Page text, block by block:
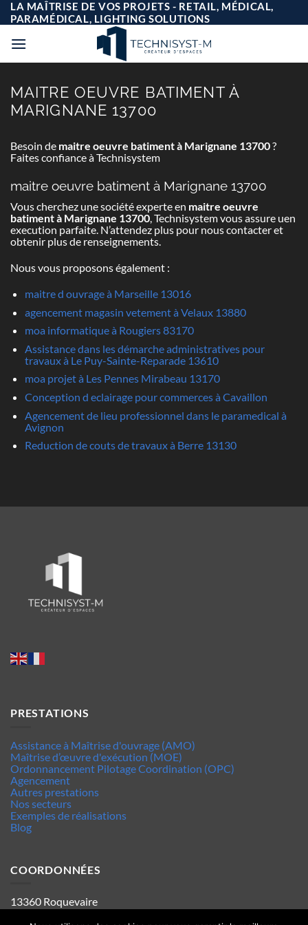
Passer
au
contenu
LA MAÎTRISE DE VOS PROJETS - RETAIL, MÉDICAL,
PARAMÉDICAL, LIGHTING SOLUTIONS
MAITRE OEUVRE BATIMENT À
MARIGNANE 13700
Besoin de maitre oeuvre batiment à Marignane 13700?
Faites confiance à Technisystem
maitre oeuvre batiment à Marignane 13700
Vous cherchez une société experte en maitre oeuvre
batiment à Marignane 13700, Technisystem vous assure uen
execution parfaite. N’attendez plus pour nous contacter et
obtenir plus de renseignements.
Nous vous proposons également :
maitre d ouvrage à Marseille 13016
agencement magasin vetement à Velaux 13880
moa informatique à Rougiers 83170
Assistance dans les démarche administratives pour
travaux à Le Puy-Sainte-Reparade 13610
moa projet à Les Pennes Mirabeau 13170
Conception d eclairage pour commerces à Cavaillon
Agencement de lieu professionnel dans le paramedical à
Avignon
Reduction de couts de travaux à Berre 13130
PRESTATIONS
Assistance à Maîtrise d'ouvrage (AMO)
Maîtrise d’œuvre d'exécution (MOE)
Ordonnancement Pilotage Coordination (OPC)
Agencement
Autres prestations
Nos secteurs
Exemples de réalisations
Blog
COORDONNÉES
13360 Roquevaire
Tel : 06.63.70.62.44